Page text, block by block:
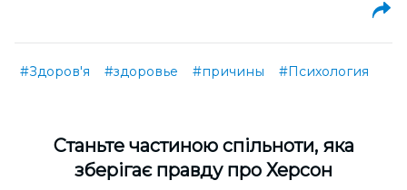
#Здоров'я #здоровье #причины #Психология
Cтаньте частиною спільноти, яка
зберігає правду про Херсон